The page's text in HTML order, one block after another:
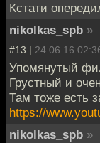
Кстати
nikolkas_spb »
#13 | 24.06.16
Упомянутый
Грустный и
Там тоже есть
https://
nikolkas_spb »